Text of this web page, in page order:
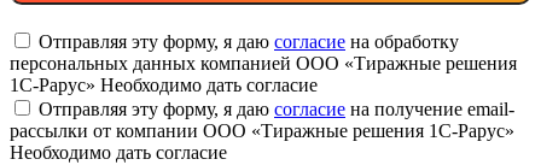
Отправляя эту форму, я даю согласие на обработку
персональных данных компанией ООО «Тиражные решения
1С-Рарус» Необходимо дать согласие
Отправляя эту форму, я даю согласие на получение email-
рассылки от компании ООО «Тиражные решения 1С-Рарус»
Необходимо дать согласие